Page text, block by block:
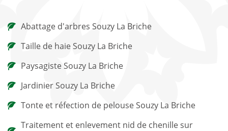
Abattage d'arbres Souzy La Briche
Taille de haie Souzy La Briche
Paysagiste Souzy La Briche
Jardinier Souzy La Briche
Tonte et réfection de pelouse Souzy La Briche
Traitement et enlevement nid de chenille sur